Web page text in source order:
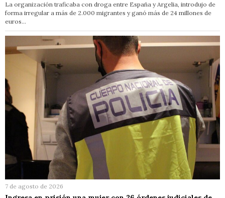
La organización traficaba con droga entre España y Argelia, introdujo de
forma irregular a más de 2.000 migrantes y ganó más de 24 millones de
euros…
7 de agosto de 2026